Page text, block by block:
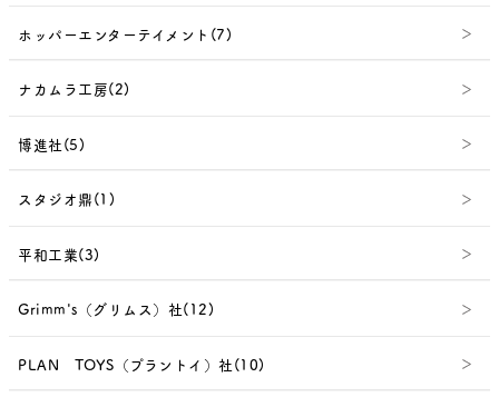
ホッパーエンターテイメント(7)
ナカムラ工房(2)
博進社(5)
スタジオ鼎(1)
平和工業(3)
Grimm's（グリムス）社(12)
PLAN TOYS（プラントイ）社(10)